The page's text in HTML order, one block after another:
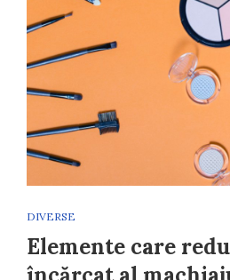
DIVERSE
Elemente care